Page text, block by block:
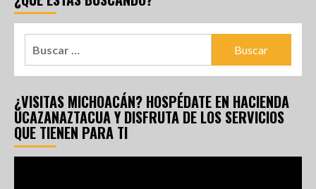
¿VISITAS MICHOACÁN? HOSPÉDATE EN HACIENDA
UCAZANAZTACUA Y DISFRUTA DE LOS SERVICIOS
QUE TIENEN PARA TI